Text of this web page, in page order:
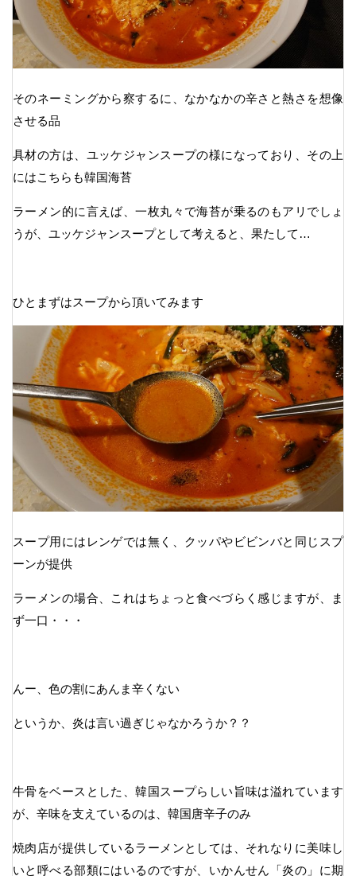
そのネーミングから察するに、なかなかの辛さと熱さを想像
させる品
具材の方は、ユッケジャンスープの様になっており、その上
にはこちらも韓国海苔
ラーメン的に言えば、一枚丸々で海苔が乗るのもアリでしょ
うが、ユッケジャンスープとして考えると、果たして…
ひとまずはスープから頂いてみます
スープ用にはレンゲでは無く、クッパやビビンバと同じスプ
ーンが提供
ラーメンの場合、これはちょっと食べづらく感じますが、ま
ず一口・・・
んー、色の割にあんま辛くない
というか、炎は言い過ぎじゃなかろうか？？
牛骨をベースとした、韓国スープらしい旨味は溢れています
が、辛味を支えているのは、韓国唐辛子のみ
焼肉店が提供しているラーメンとしては、それなりに美味し
いと呼べる部類にはいるのですが、いかんせん「炎の」に期